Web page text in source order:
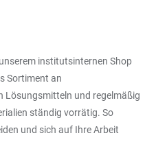
institutsinternen Shop
Sortiment an
Lösungsmitteln und regelmäßig
ständig vorrätig. So
und sich auf Ihre Arbeit